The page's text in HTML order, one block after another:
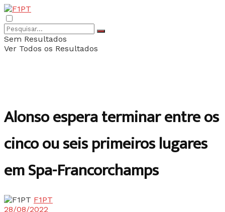
Sem Resultados
Ver Todos os Resultados
Alonso espera terminar entre os
cinco ou seis primeiros lugares
em Spa-Francorchamps
F1PT
28/08/2022